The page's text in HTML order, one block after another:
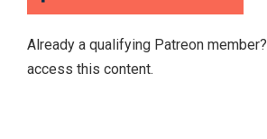
Already a qualifying Patreon member?
access this content.